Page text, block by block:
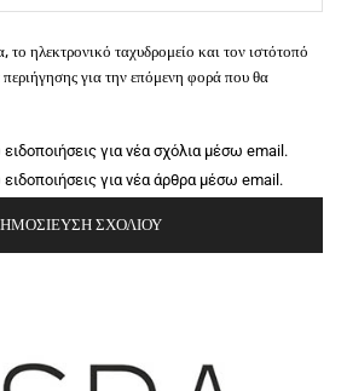
το ηλεκτρονικό ταχυδρομείο και τον ιστότοπό
για την επόμενη φορά που θα
για νέα σχόλια μέσω email.
για νέα άρθρα μέσω email.